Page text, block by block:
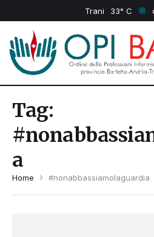
Trani 33
Tag:
a
Home #nonabbassiamolaguardia